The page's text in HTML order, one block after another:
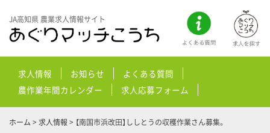
JA高知県 農業求人情報サイト
求人情報 お知らせ
よくある質問
農作業年間カレンダー
求人応募フォーム
ホーム > 求人情報 > 【南国市浜改田】ししとうの収穫作業さん募集。